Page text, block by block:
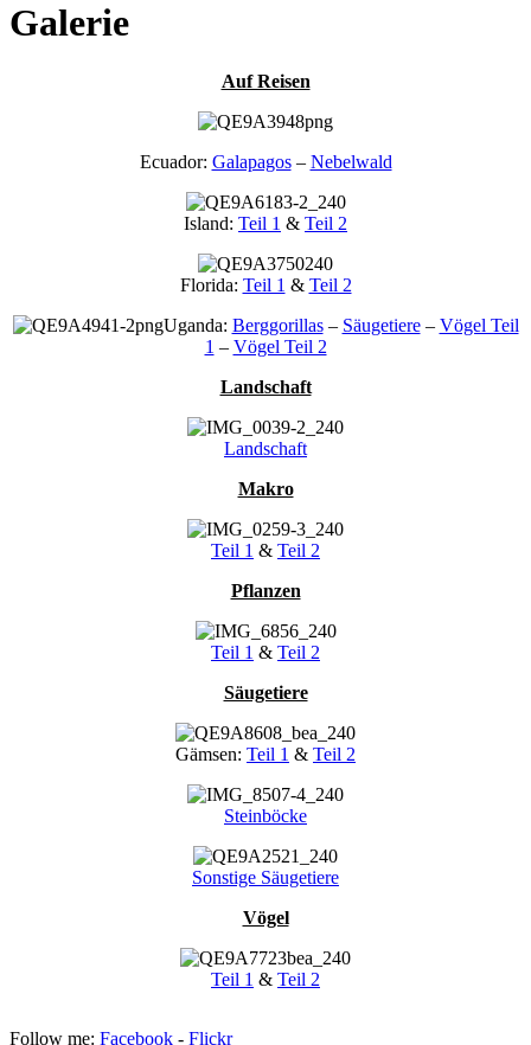
Galerie
Auf Reisen
Ecuador: Galapagos– Nebelwald
Island: Teil 1 & Teil 2
Florida: Teil 1 & Teil 2
Uganda: Berggorillas– Säugetiere– Vögel Teil
1 – Vögel Teil 2
Landschaft
Landschaft
Makro
Teil 1 & Teil 2
Pflanzen
Teil 1 & Teil 2
Säugetiere
Gämsen: Teil 1 & Teil 2
Steinböcke
Sonstige Säugetiere
Vögel
Teil 1 & Teil 2
Follow me: Facebook - Flickr